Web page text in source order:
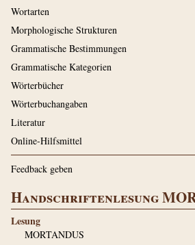
Wortarten
Morphologische Strukturen
Grammatische Bestimmungen
Grammatische Kategorien
Wörterbücher
Wörterbuchangaben
Literatur
Online-Hilfsmittel
Feedback geben
Handschriftenlesung
Lesung
MORTANDUS